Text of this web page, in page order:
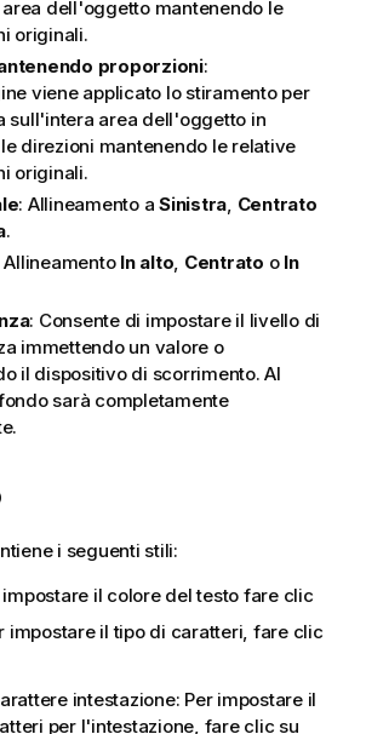
dell'oggetto mantenendo le
originali.
proporzioni:
viene applicato lo stiramento per
sull'intera area dell'oggetto in
direzioni mantenendo le relative
originali.
: Allineamento a Sinistra, Centrato
.
Allineamento In alto, Centrato o In
: Consente di impostare il livello di
immettendo un valore o
il dispositivo di scorrimento. Al
sarà completamente
i seguenti stili:
impostare il colore del testo fare clic
impostare il tipo di caratteri, fare clic
intestazione: Per impostare il
per l'intestazione, fare clic su